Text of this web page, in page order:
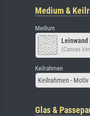
Medium &
Medium
Leinwand
(Canvas
Keilrahmen
Keilrahmen -
Glas &